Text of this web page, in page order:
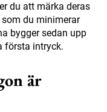
du att märka deras
du minimerar
bygger sedan upp
första intryck.
är